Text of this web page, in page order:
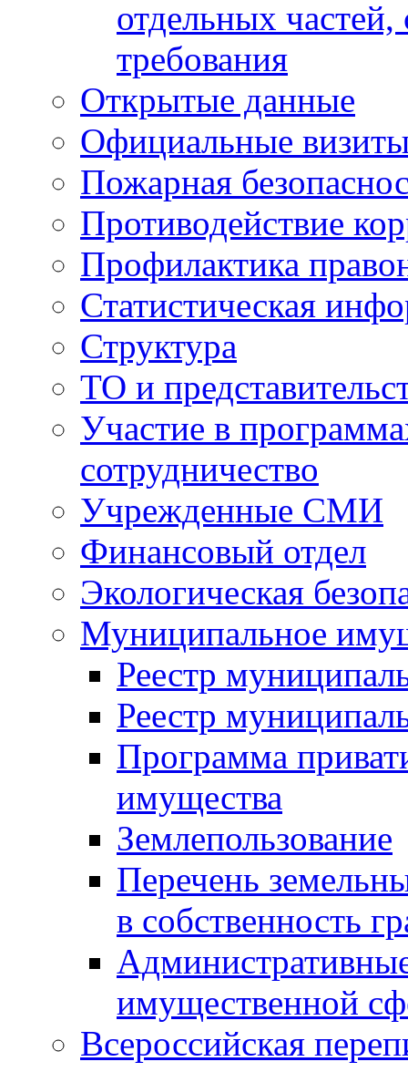
отдельных
требования
Открытые данные
Официальные
Пожарная
Противодействие
Профилактика
Статистическая
Структура
ТО и
Участие в
сотрудничество
Учрежденные СМИ
Финансовый отдел
Экологическая
Муниципальное
Реестр
Реестр
Программа
имущества
Землепользование
Перечень
в собственность
имущественной
Всероссийская